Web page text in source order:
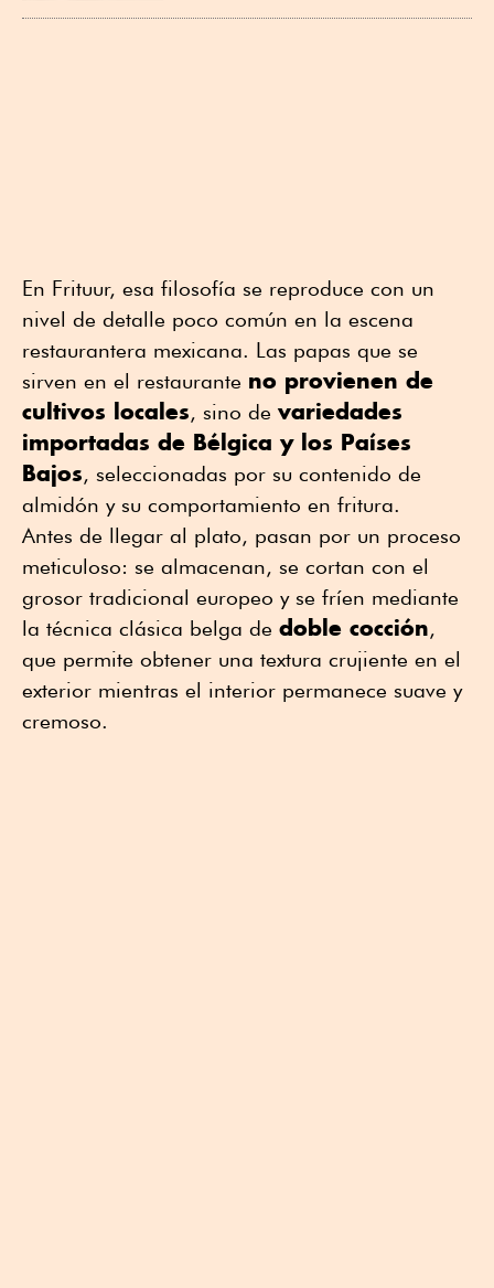
En Frituur, esa filosofía se reproduce con un
nivel de detalle poco común en la escena
restaurantera mexicana. Las papas que se
sirven en el restaurante no provienen de
cultivos locales, sino de variedades
importadas de Bélgica y los Países
Bajos, seleccionadas por su contenido de
almidón y su comportamiento en fritura.
Antes de llegar al plato, pasan por un proceso
meticuloso: se almacenan, se cortan con el
grosor tradicional europeo y se fríen mediante
la técnica clásica belga de doble cocción,
que permite obtener una textura crujiente en el
exterior mientras el interior permanece suave y
cremoso.